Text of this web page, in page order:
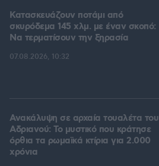
Κατασκευάζουν ποτάμι από
σκυρόδεμα 145 χλμ. με έναν σκοπό:
Να τερματίσουν την ξηρασία
07.08.2026, 10:32
Ανακάλυψη σε αρχαία τουαλέτα του
Αδριανού: Το μυστικό που κράτησε
όρθια τα ρωμαϊκά κτίρια για 2.000
χρόνια